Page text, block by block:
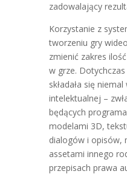
zadowalający
Korzystanie z
tworzeniu gry
zmienić zakres
w grze.
składała się
intelektualnej –
będących
modelami 3D,
dialogów i opisów,
assetami innego
przepisach prawa